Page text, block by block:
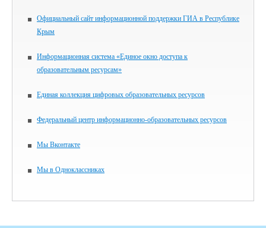
Официальный сайт информационной поддержки ГИА в Республике
Крым
Информационная система «Единое окно доступа к
образовательным ресурсам»
Единая коллекция цифровых образовательных ресурсов
Федеральный центр информационно-образовательных ресурсов
Мы Вконтакте
Мы в Одноклассниках